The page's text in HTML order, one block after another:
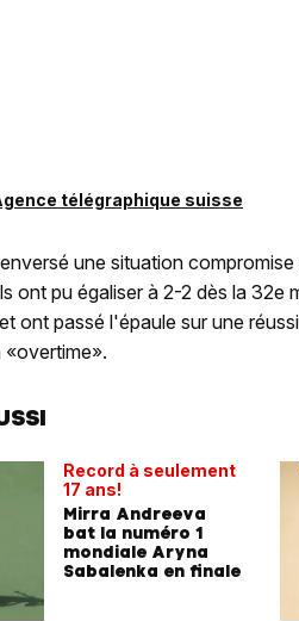
télégraphique suisse
une situation
ont pu égaliser à 2-2 dès la 32e
ont passé l'épaule sur une
Record à seulement
17 ans!
Mirra Andreeva
bat la numéro 1
mondiale Aryna
Sabalenka en finale